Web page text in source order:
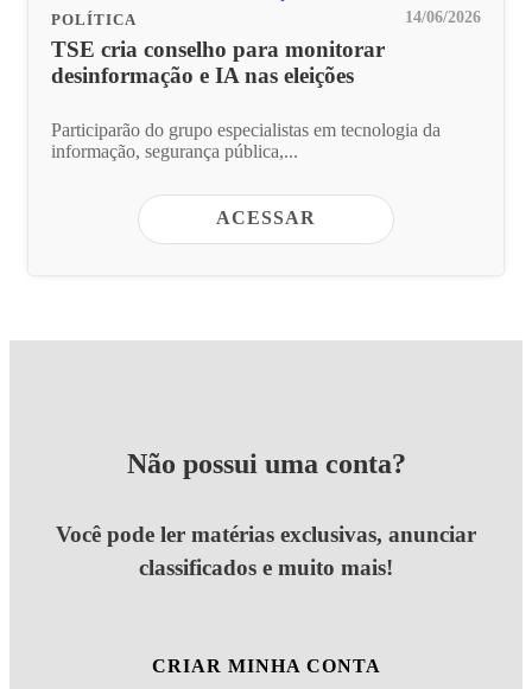
POLÍTICA 14/06/2026
TSE cria conselho para monitorar
desinformação e IA nas eleições
Participarão do grupo especialistas em tecnologia da
informação, segurança pública,...
ACESSAR
Não possui uma conta?
Você pode ler matérias exclusivas, anunciar
classificados e muito mais!
CRIAR MINHA CONTA